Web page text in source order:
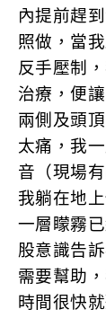
內提前趕
照做，當
反手壓制
治療，便
兩側及頭
太痛，我
音（現場
我躺在地
一層矇霧
股意識告
需要幫助
時間很快